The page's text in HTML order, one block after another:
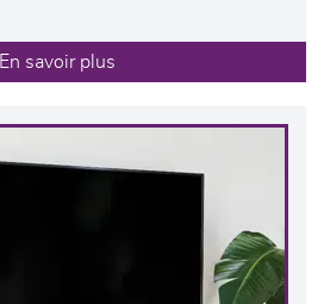
En savoir plus